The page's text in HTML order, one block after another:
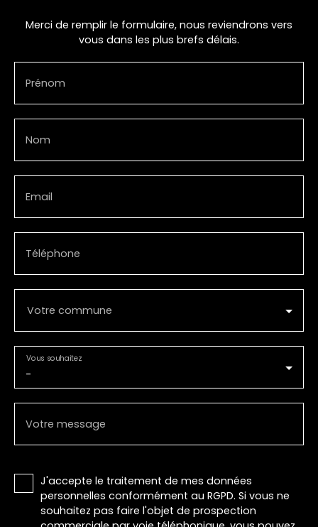
Merci de remplir le formulaire, nous reviendrons vers
vous dans les plus brefs délais.
Prénom
Nom
Email
Téléphone
Votre commune
-
Vous souhaitez
Votre message
J'accepte le traitement de mes données
personnelles conformément au RGPD. Si vous ne
souhaitez pas faire l'objet de prospection